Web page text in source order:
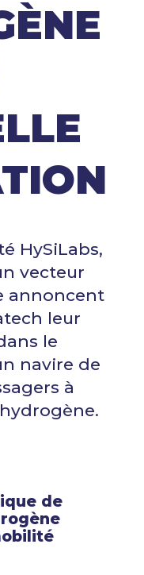
HySiLabs,
vecteur
annoncent
leur
le
navire de
à
de